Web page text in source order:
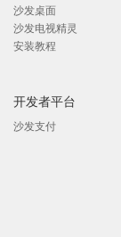
沙发桌面
沙发电视精灵
安装教程
开发者平台
沙发支付